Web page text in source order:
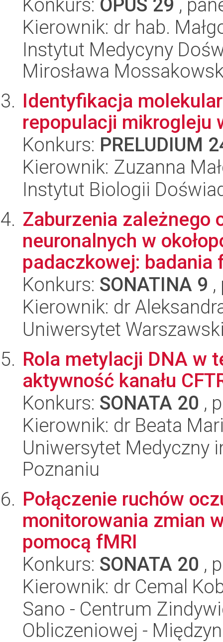
Konkurs: OPUS 29 ,
Kierownik: dr hab.
Instytut Medycyny
Mirosława
Identyfikacja
repopulacji mikrogleju
Konkurs: PRELUDIUM
Kierownik: Zuzanna
Instytut Biologii
Zaburzenia zależnego
neuronalnych w
padaczkowej: badania
Konkurs: SONATINA 9
Kierownik: dr
Uniwersytet
Rola metylacji DNA w
aktywność kanału
Konkurs: SONATA 20 ,
Kierownik: dr Beata
Uniwersytet Medyczny
Poznaniu
Połączenie ruchów
monitorowania zmian
pomocą fMRI
Konkurs: SONATA 20 ,
Kierownik: dr Cemal
Sano - Centrum
Obliczeniowej -